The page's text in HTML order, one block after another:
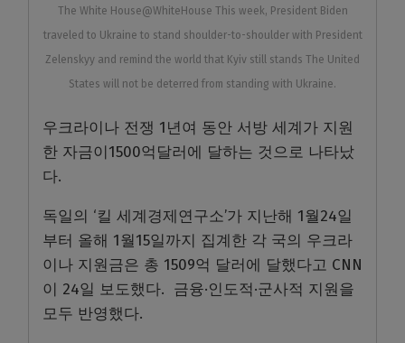
The White House@WhiteHouse This week, President Biden
traveled to Ukraine to stand shoulder-to-shoulder with President
Zelenskyy and remind the world that Kyiv still stands The United
States will not be deterred from standing with Ukraine.
우크라이나 전쟁 1년여 동안 서방 세계가 지원
한 자금이1500억달러에 달하는 것으로 나타났
다.
독일의 ‘킬 세계경제연구소’가 지난해 1월24일
부터 올해 1월15일까지 집계한 각 국의 우크라
이나 지원금은 총 1509억 달러에 달했다고 CNN
이 24일 보도했다. 금융·인도적·군사적 지원을
모두 반영했다.